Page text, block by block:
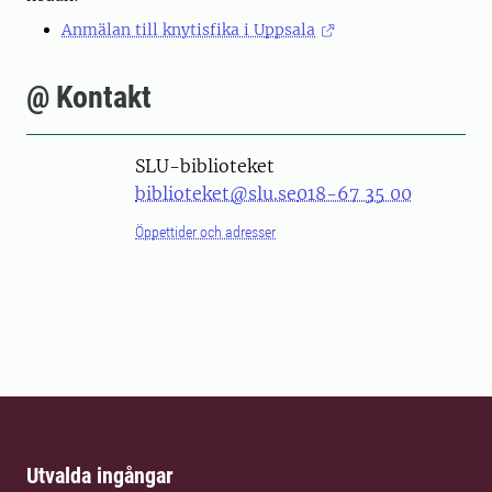
Anmälan till knytisfika i Uppsala
@ Kontakt
SLU-biblioteket
biblioteket@slu.se018-67 35 00
Öppettider och adresser
Utvalda ingångar